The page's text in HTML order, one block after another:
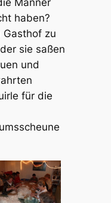
Männer
haben?
Gasthof zu
sie saßen
und
für die